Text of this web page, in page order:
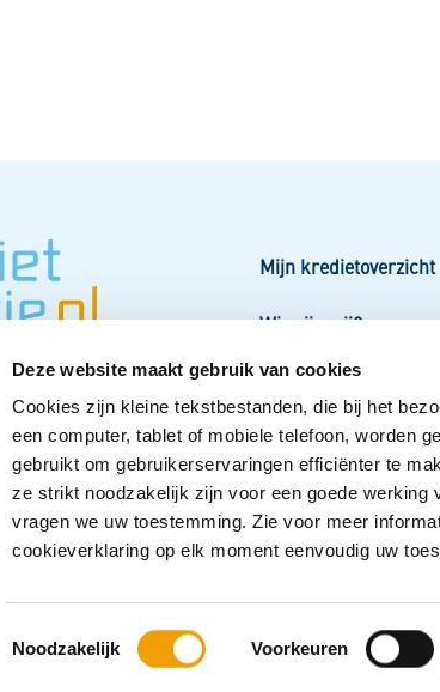
Deze website maakt gebruik van cookies
Cookies zijn kleine tekstbestanden, die bij het
een computer, tablet of mobiele telefoon, worden
gebruikt om gebruikerservaringen efficiënter te
ze strikt noodzakelijk zijn voor een goede werking
vragen we uw toestemming. Zie voor meer
cookieverklaring op elk moment eenvoudig uw
Noodzakelijk Voorkeuren
Mijn kredietoverzicht
Wie zijn wij?
Veelgestelde vragen